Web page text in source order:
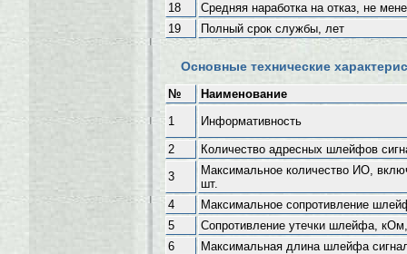
18
Средняя наработка на отказ, не
19
Полный срок службы, лет
Основные технические
№
Наименование
1
Информативность
2
Количество адресных шлейфов
3
Максимальное количество ИО,
шт.
4
Максимальное сопротивление
5
Сопротивление утечки шлейфа,
6
Максимальная длина шлейфа